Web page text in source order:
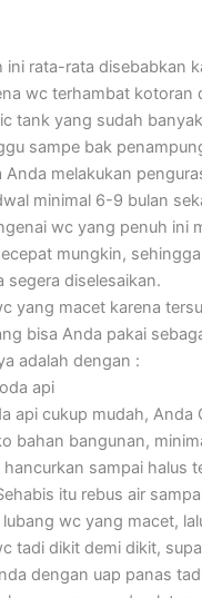
ini rata-rata disebabkan
wc terhambat kotoran
tank yang sudah
sampe bak
melakukan
minimal 6-9 bulan
wc yang penuh ini
mungkin,
segera diselesaikan.
yang macet karena
bisa Anda pakai
adalah dengan :
api
api cukup mudah, Anda
bahan bangunan,
sampai halus
itu rebus air
wc yang macet,
tadi dikit demi dikit,
dengan uap panas